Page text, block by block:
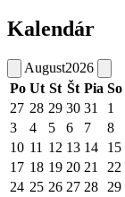
Kalendár
August2026
Po Ut St Št Pia So
27 28 29 30 31 1
3
4 5 6 7 8
10 11 12 13 14 15
17 18 19 20 21 22
24 25 26 27 28 29